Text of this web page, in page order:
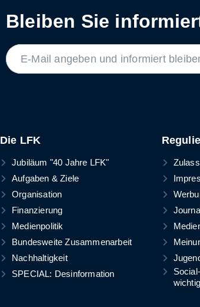
Bleiben Sie
LABEL
Die LFK
Jubiläum "40 Jahre LFK"
Aufgaben & Ziele
Organisation
Finanzierung
Medienpolitik
Bundesweite Zusammenarbeit
Nachhaltigkeit
SPECIAL: Desinformation